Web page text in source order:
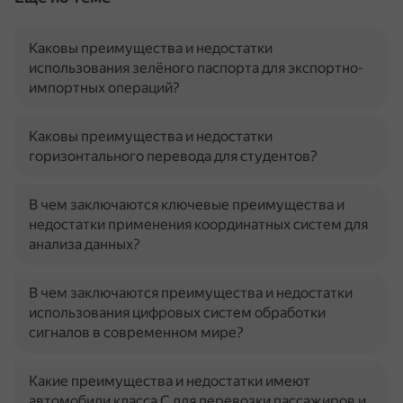
Каковы преимущества и недостатки
использования зелёного паспорта для экспортно-
импортных операций?
Каковы преимущества и недостатки
горизонтального перевода для студентов?
В чем заключаются ключевые преимущества и
недостатки применения координатных систем для
анализа данных?
В чем заключаются преимущества и недостатки
использования цифровых систем обработки
сигналов в современном мире?
Какие преимущества и недостатки имеют